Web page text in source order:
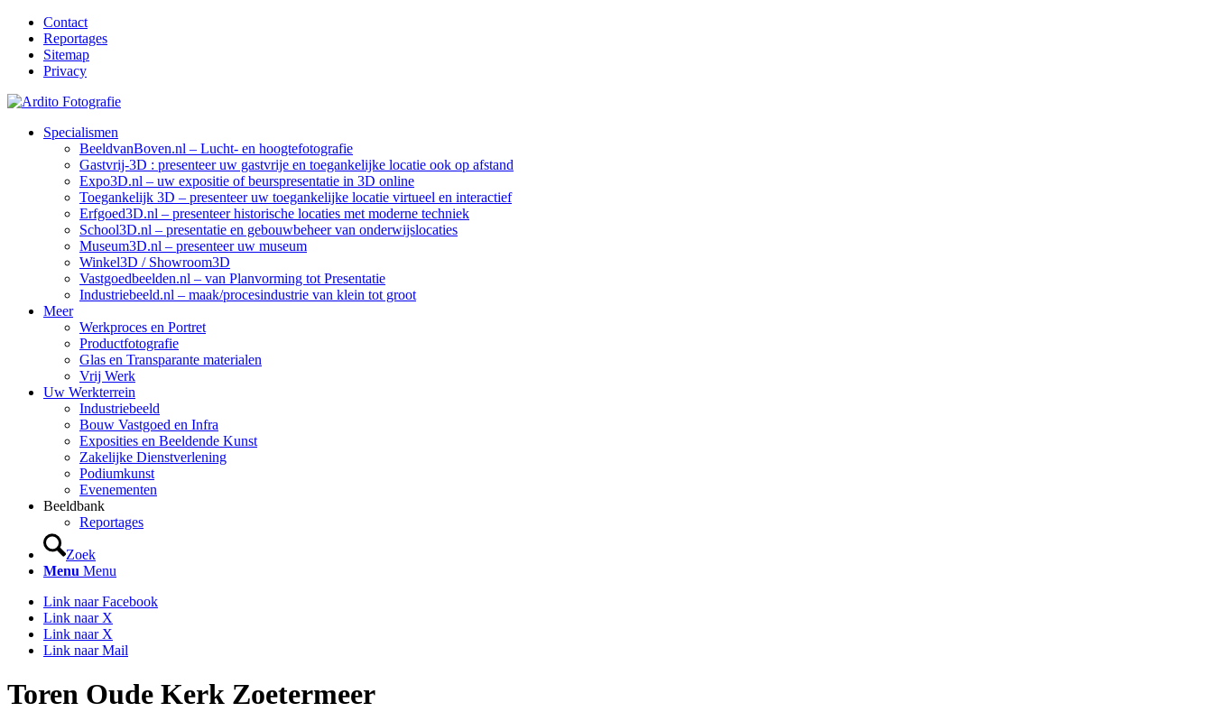
Contact
Reportages
Sitemap
Privacy
Specialismen
BeeldvanBoven.nl – Lucht- en hoogtefotografie
Gastvrij-3D : presenteer uw gastvrije en toegankelijke locatie ook op afstand
Expo3D.nl – uw expositie of beurspresentatie in 3D online
Toegankelijk 3D – presenteer uw toegankelijke locatie virtueel en interactief
Erfgoed3D.nl – presenteer historische locaties met moderne techniek
School3D.nl – presentatie en gebouwbeheer van onderwijslocaties
Museum3D.nl – presenteer uw museum
Winkel3D / Showroom3D
Vastgoedbeelden.nl – van Planvorming tot Presentatie
Industriebeeld.nl – maak/procesindustrie van klein tot groot
Meer
Werkproces en Portret
Productfotografie
Glas en Transparante materialen
Vrij Werk
Uw Werkterrein
Industriebeeld
Bouw Vastgoed en Infra
Exposities en Beeldende Kunst
Zakelijke Dienstverlening
Podiumkunst
Evenementen
Beeldbank
Reportages
Zoek
Menu Menu
Link naar Facebook
Link naar X
Link naar X
Link naar Mail
Toren Oude Kerk Zoetermeer